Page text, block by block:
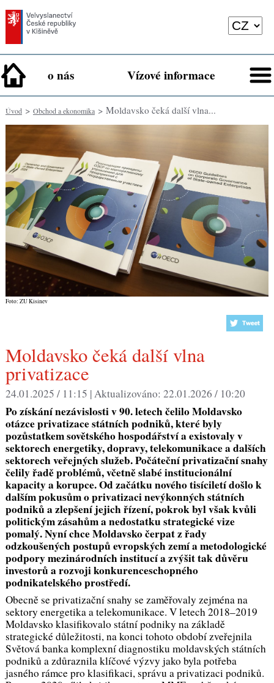
o nás Vízové informace
Úvod> Obchod a ekonomika> Moldavsko čeká další vlna...
Foto: ZU Kisinev
Moldavsko čeká další vlna
privatizace
24.01.2025 / 11:15 |Aktualizováno: 22.01.2026 / 10:20
Po získání nezávislosti v 90. letech čelilo Moldavsko
otázce privatizace státních podniků, které byly
pozůstatkem sovětského hospodářství a existovaly v
sektorech energetiky, dopravy, telekomunikace a dalších
sektorech veřejných služeb. Počáteční privatizační snahy
čelily řadě problémů, včetně slabé institucionální
kapacity a korupce. Od začátku nového tisíciletí došlo k
dalším pokusům o privatizaci nevýkonných státních
podniků a zlepšení jejich řízení, pokrok byl však kvůli
politickým zásahům a nedostatku strategické vize
pomalý. Nyní chce Moldavsko čerpat z řady
odzkoušených postupů evropských zemí a metodologické
podpory mezinárodních institucí a zvýšit tak důvěru
investorů a rozvoji konkurenceschopného
podnikatelského prostředí.
Obecně se privatizační snahy se zaměřovaly zejména na
sektory energetika a telekomunikace. V letech 2018–2019
Moldavsko klasifikovalo státní podniky na základě
strategické důležitosti, na konci tohoto období zveřejnila
Světová banka komplexní diagnostiku moldavských státních
podniků a zdůraznila klíčové výzvy jako byla potřeba
jasného rámce pro klasifikaci, správu a privatizaci podniků.